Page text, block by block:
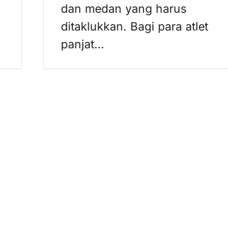
dan medan yang harus
ditaklukkan. Bagi para atlet
panjat…